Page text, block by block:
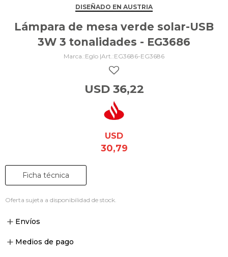
DISEÑADO EN AUSTRIA
Lámpara de mesa verde solar-USB
3W 3 tonalidades - EG3686
Eglo | EG3686-EG3686
USD 36,22
USD
30,79
Ficha técnica
Oferta sujeta a disponibilidad de stock.
Envíos
Medios de pago